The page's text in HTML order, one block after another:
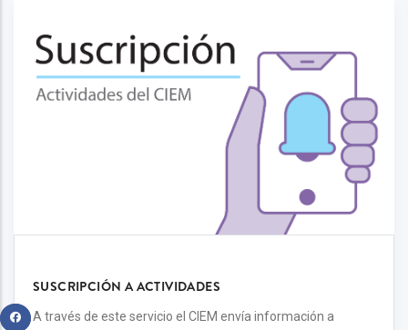
SUSCRIPCIÓN A ACTIVIDADES
A través de este servicio el CIEM envía información a